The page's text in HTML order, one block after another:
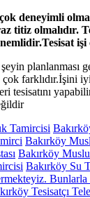
deneyimli
titiz olmalıdır.
planlanması
farklıdır.İşini
tesisatını
Tamircisi
Bakırköy
Bakırköy
Bakırköy Su
Tesisatçı